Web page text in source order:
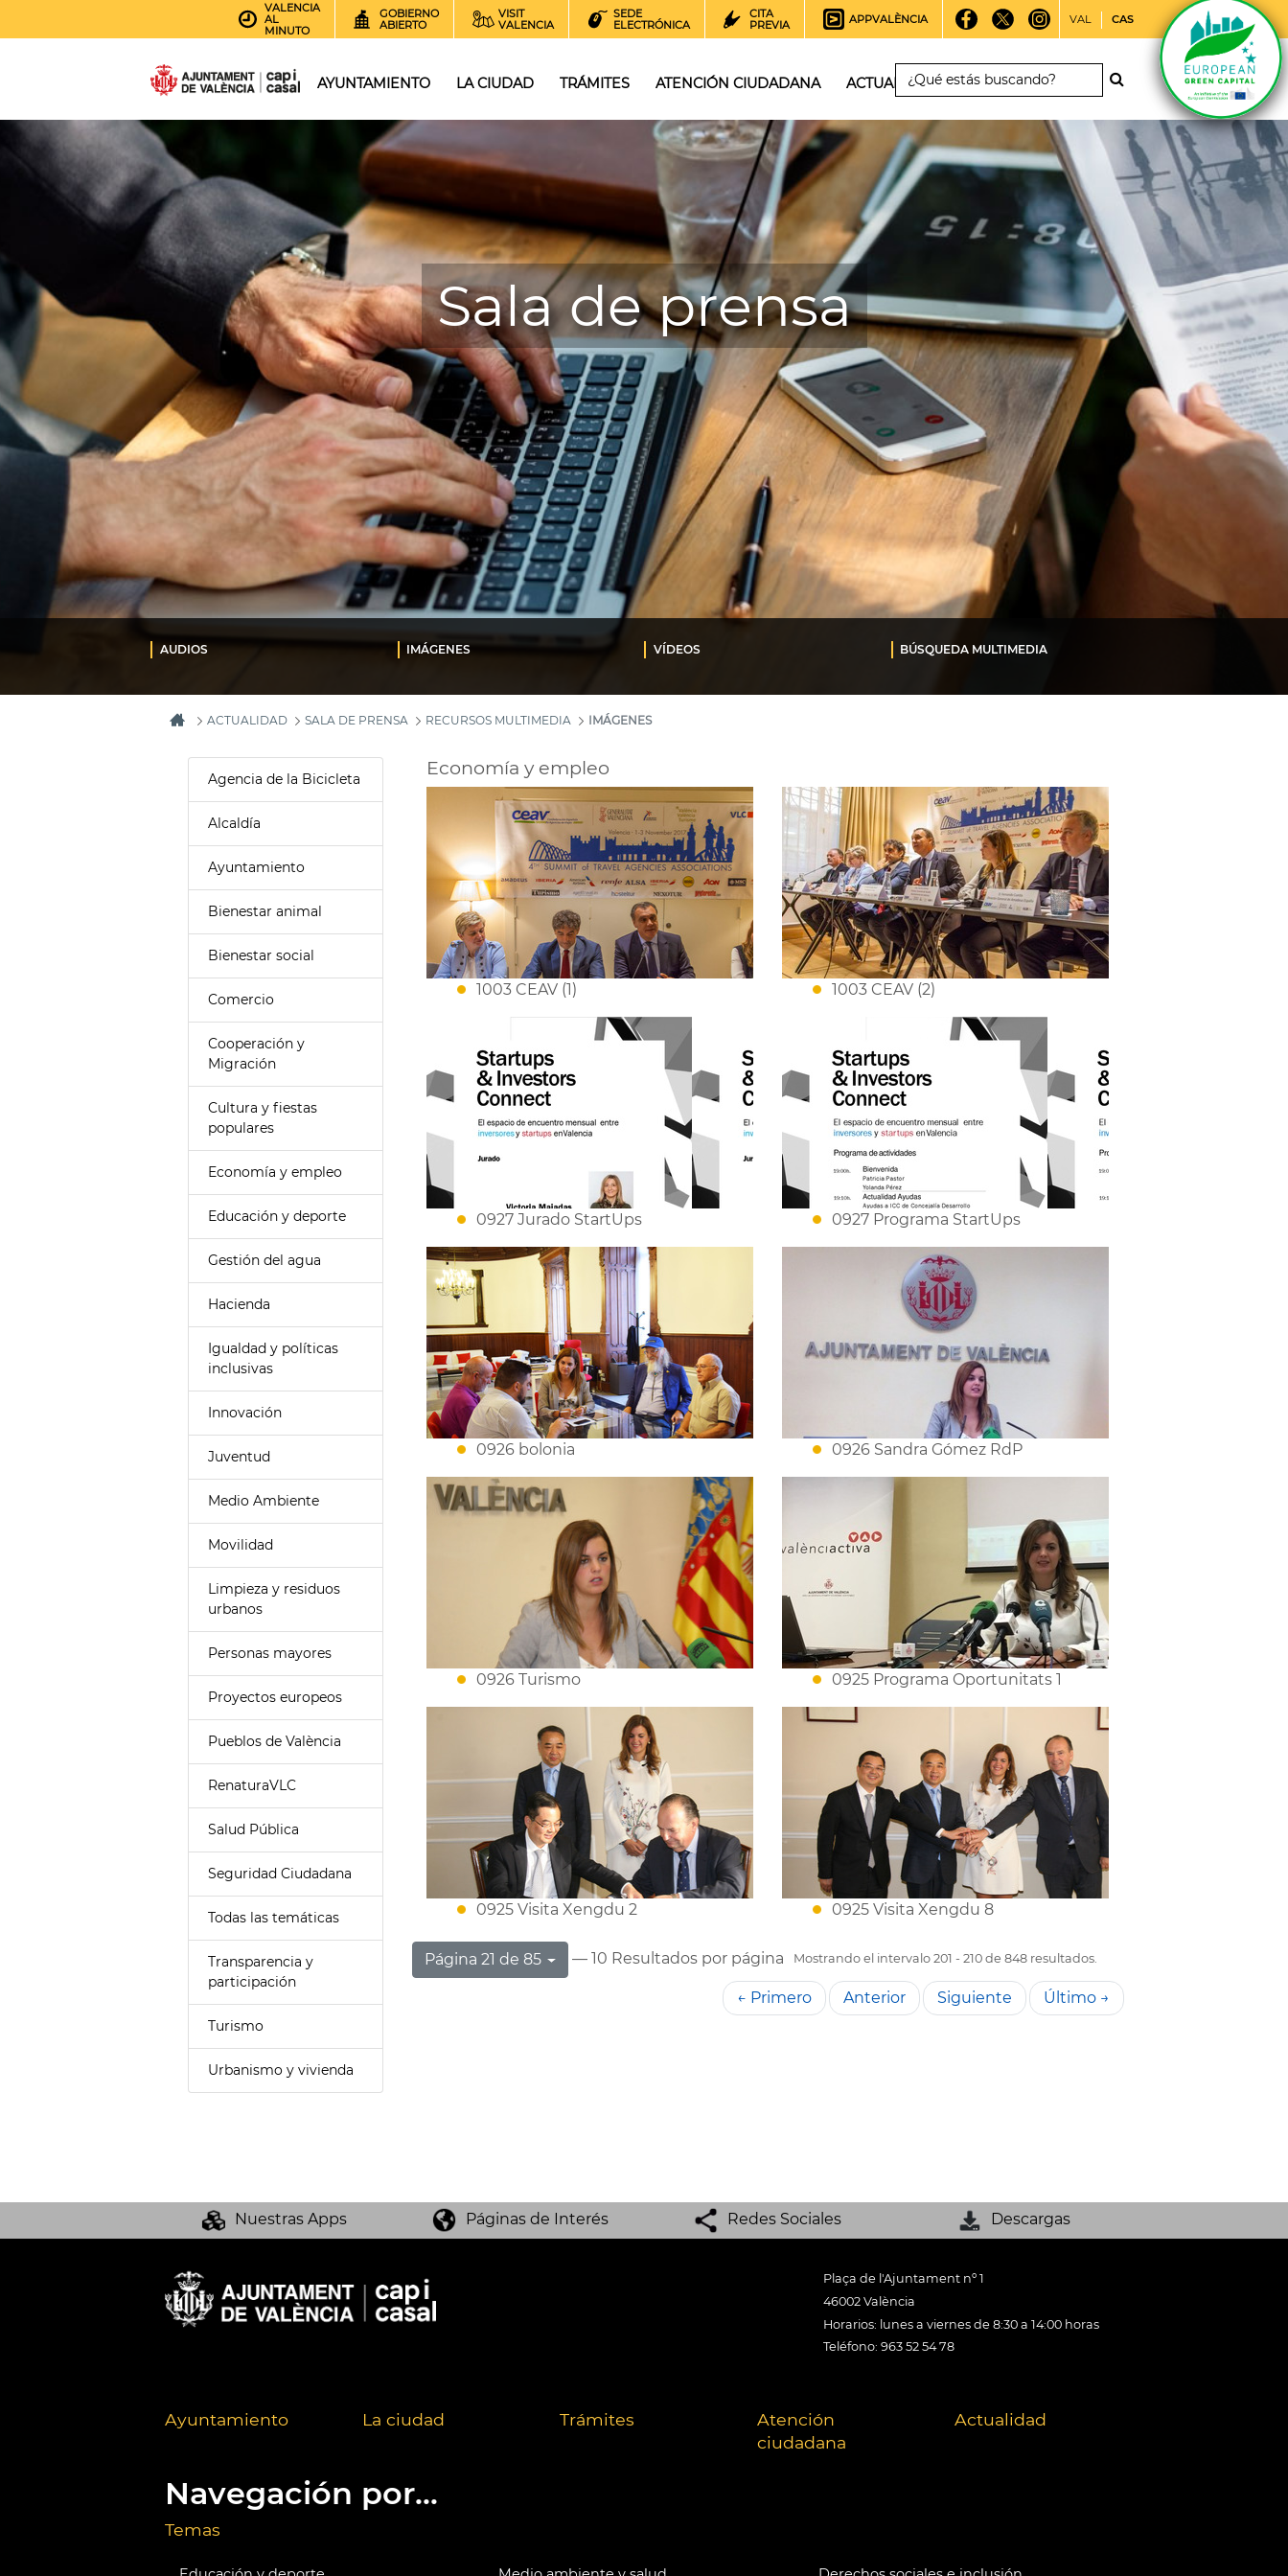
VALENCIA
AL
MINUTO
GOBIERNO
ABIERTO
VISIT
VALENCIA
SEDE
ELECTRÓNICA
CITA
PREVIA
APPVALÈNCIA VAL CAS
AYUNTAMIENTO LA CIUDAD TRÁMITES ATENCIÓN CIUDADANA ACTUALIDAD
Sala de prensa
AUDIOS IMÁGENES VÍDEOS BÚSQUEDA MULTIMEDIA
ACTUALIDAD SALA DE PRENSA RECURSOS MULTIMEDIA IMÁGENES
Agencia de la Bicicleta
Alcaldía
Ayuntamiento
Bienestar animal
Bienestar social
Comercio
Cooperación y
Migración
Cultura y fiestas
populares
Economía y empleo
Educación y deporte
Gestión del agua
Hacienda
Igualdad y políticas
inclusivas
Innovación
Juventud
Medio Ambiente
Movilidad
Limpieza y residuos
urbanos
Personas mayores
Proyectos europeos
Pueblos de València
RenaturaVLC
Salud Pública
Seguridad Ciudadana
Todas las temáticas
Transparencia y
participación
Turismo
Urbanismo y vivienda
Economía y empleo
1003 CEAV (1) 1003 CEAV (2)
0927 Jurado StartUps 0927 Programa StartUps
0926 bolonia 0926 Sandra Gómez RdP
0926 Turismo 0925 Programa Oportunitats 1
0925 Visita Xengdu 2 0925 Visita Xengdu 8
Página 21 de 85 — 10 Resultados por página Mostrando el intervalo 201 - 210 de 848 resultados.
← Primero Anterior Siguiente Último →
Nuestras Apps Páginas de Interés Redes Sociales Descargas
Plaça de l'Ajuntament nº 1
46002 València
Horarios: lunes a viernes de 8:30 a 14:00 horas
Teléfono: 963 52 54 78
Ayuntamiento La ciudad Trámites
Atención
ciudadana
Actualidad
Navegación por...
Temas